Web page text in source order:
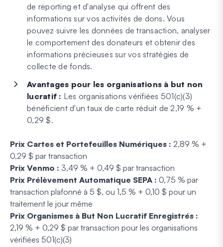
de reporting et d'analyse qui offrent des
informations sur vos activités de dons. Vous
pouvez suivre les données de transaction, analyser
le comportement des donateurs et obtenir des
informations précieuses sur vos stratégies de
collecte de fonds.
Avantages pour les organisations à but non
lucratif : Les organisations vérifiées 501(c)(3)
bénéficient d'un taux de carte réduit de 2,19 % +
0,29 $.
Prix Cartes et Portefeuilles Numériques : 2,89 % +
0,29 $ par transaction
Prix Venmo : 3,49 % + 0,49 $ par transaction
Prix Prélèvement Automatique SEPA : 0,75 % par
transaction plafonné à 5 $, ou 1,5 % + 0,10 $ pour un
traitement le jour même
Prix Organismes à But Non Lucratif Enregistrés :
2,19 % + 0,29 $ par transaction pour les organisations
vérifiées 501(c)(3)